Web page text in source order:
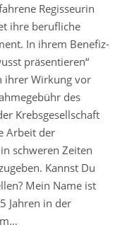
Regisseurin
ihre berufliche
In ihrem Benefiz-
präsentieren“
ihrer Wirkung vor
des
Krebsgesellschaft
Arbeit der
schweren Zeiten
Kannst Du
Mein Name ist
Jahren in der